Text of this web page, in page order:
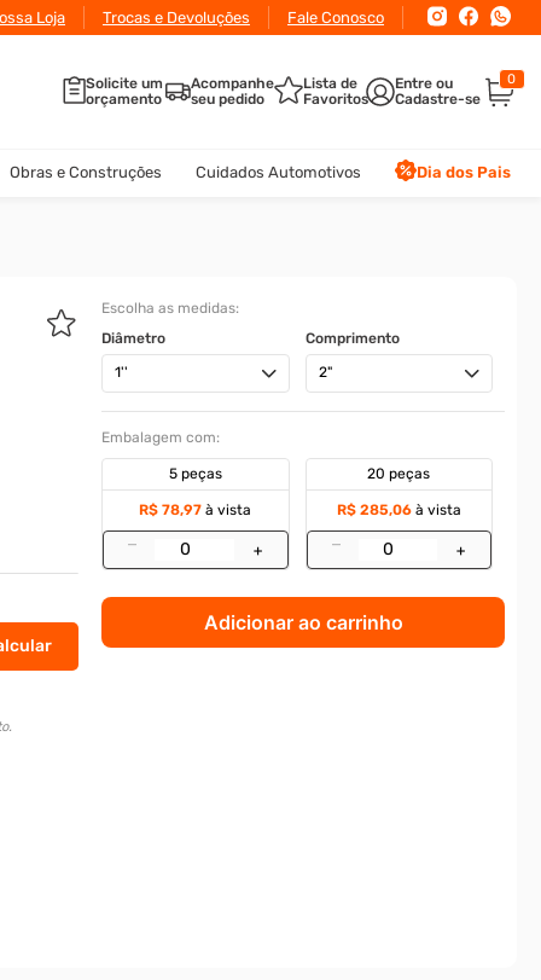
Loja Trocas e Devoluções Fale Conosco
Solicite um
orçamento
Acompanhe
seu pedido
Lista de
Favoritos
0
Obras e Construções Cuidados Automotivos Dia dos Pais
Escolha as medidas:
Diâmetro
1''
Comprimento
2"
Embalagem com:
5 peças
R$ 78,97 à vista
– +
20 peças
R$ 285,06à vista
– +
Adicionar ao carrinho